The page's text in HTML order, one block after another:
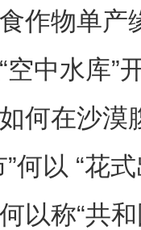
新疆维吾尔自
作物单产
空中水库”
何在沙漠
何以 “花
以称“共